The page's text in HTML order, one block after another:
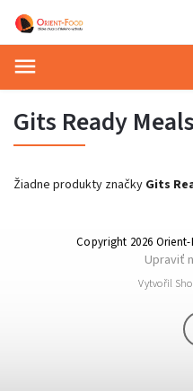
Gits Ready Meals
Žiadne produkty značky Gits
Copyright 2026
Upraviť
Vytvořil